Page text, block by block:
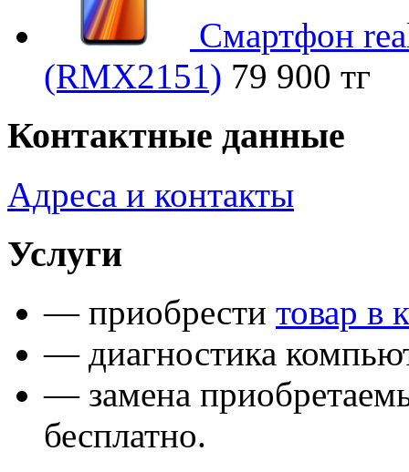
Смартфон
(RMX2151) 79 900 тг
Контактные данные
Адреса и контакты
Услуги
— приобрести товар в
— диагностика
— замена
бесплатно.